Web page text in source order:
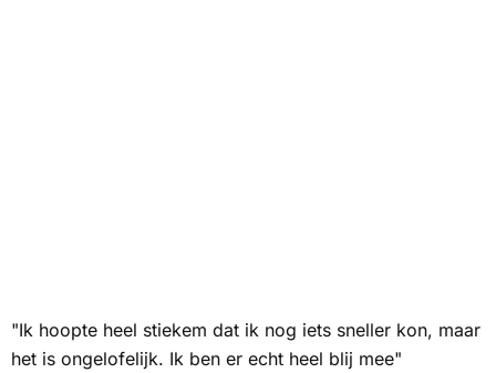
"Ik hoopte heel stiekem dat ik nog iets sneller kon, maar
het is ongelofelijk. Ik ben er echt heel blij mee"